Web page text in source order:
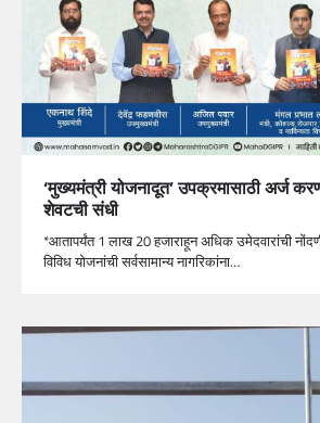
‘मुख्यमंत्री योजनादूत’ उपक्रमासाठी अर्ज
शेवटची संधी
*आतापर्यंत 1 लाख 20 हजाराहून अधिक उमेदवारांची
विविध योजनांची सर्वसामान्य नागरिकांना…